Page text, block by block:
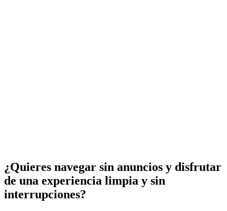
¿Quieres navegar sin anuncios y disfrutar
de una experiencia limpia y sin
interrupciones?